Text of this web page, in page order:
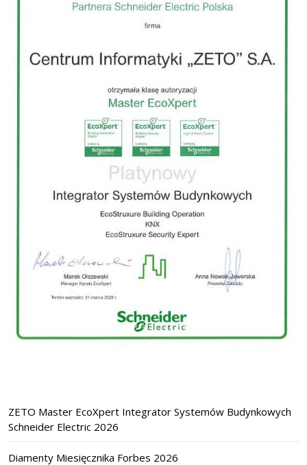
ZETO Master EcoXpert Integrator Systemów Budynkowych
Schneider Electric 2026
Diamenty Miesięcznika Forbes 2026